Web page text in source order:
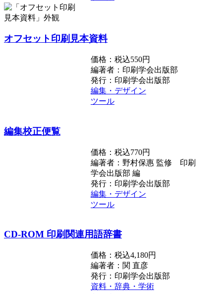
オフセット印刷見本資料
価格：税込550円
編著者：印刷学会出版部
発行：印刷学会出版部
編集・デザイン
ツール
編集校正便覧
価格：税込770円
編著者：野村保惠 監修 印刷
学会出版部 編
発行：印刷学会出版部
編集・デザイン
ツール
CD-ROM 印刷関連用語辞書
価格：税込4,180円
編著者：関 直彦
発行：印刷学会出版部
資料・辞典・学術